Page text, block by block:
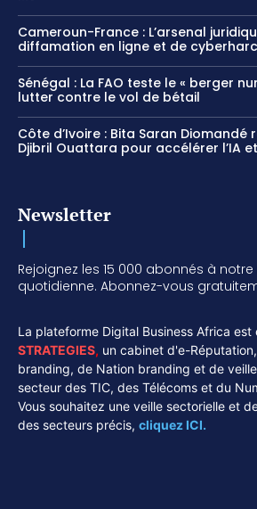
Cameroun-France : L’arsenal
diffamation en ligne et de
Sénégal : La FAO teste le « berger
lutter contre le vol de bétail
Côte d’Ivoire : Bita Saran
Djibril Ouattara pour accélérer l’IA
Newsletter
Rejoignez les 15 000 abonnés à
quotidienne. Abonnez-vous
La plateforme Digital Business Africa est
STRATEGIES, un cabinet d'e-
branding, de Nation branding et de
secteur des TIC, des Télécoms et du
Vous souhaitez une veille sectorielle et
des secteurs précis, cliquez ICI.